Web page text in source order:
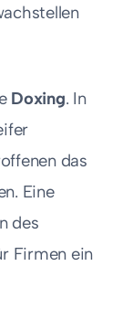
Doxing. In
das
Eine
des
Firmen ein